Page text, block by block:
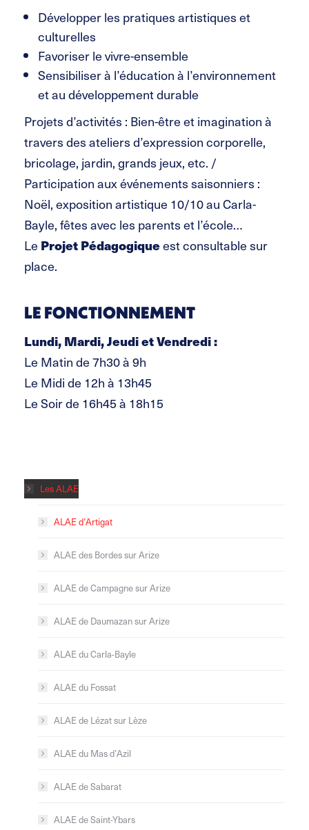
Développer les pratiques artistiques et
culturelles
Favoriser le vivre-ensemble
Sensibiliser à l’éducation à l’environnement
et au développement durable
Projets d’activités : Bien-être et imagination à
travers des ateliers d’expression corporelle,
bricolage, jardin, grands jeux, etc. /
Participation aux événements saisonniers :
Noël, exposition artistique 10/10 au Carla-
Bayle, fêtes avec les parents et l’école…
LeProjet Pédagogiqueest consultable sur
place.
LE FONCTIONNEMENT
Lundi, Mardi, Jeudi et Vendredi :
Le Matin de 7h30 à 9h
Le Midi de 12h à 13h45
Le Soir de 16h45 à 18h15
Les ALAE
ALAE d’Artigat
ALAE des Bordes sur Arize
ALAE de Campagne sur Arize
ALAE de Daumazan sur Arize
ALAE du Carla-Bayle
ALAE du Fossat
ALAE de Lézat sur Lèze
ALAE du Mas d’Azil
ALAE de Sabarat
ALAE de Saint-Ybars